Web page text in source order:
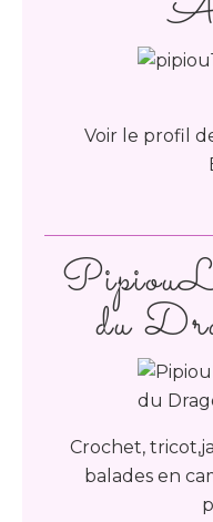
du
Crochet,
balades en
À
Voir le profil